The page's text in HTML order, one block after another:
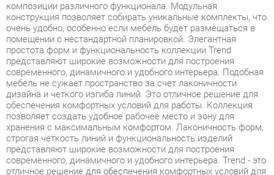
представляют широкие возможности для построения
современного, динамичного и удобного интерьера. Подобная
мебель не сужает пространство за счет лаконичности
дизайна и четкого изгиба линий. Это отличное решение для
обеспечения комфортных условий для работы. Коллекция
позволяет создать удобное рабочее место и зону для
хранения с максимальным комфортом. Лаконичность форм,
строгая четкость линий и функциональность изделий
представляют широкие возможности для построения
современного, динамичного и удобного интерьера. Trend - это
отличное решение для обеспечения комфортных условий для
работы, а также современное и качественное оснащение для
офиса в формате open-space, переговорной зоны и
отдельного кабинета, позволяющее оптимизировать
пространство без ущерба для функциональности и удобства.
Широкая база элементов позволит создать полноценный